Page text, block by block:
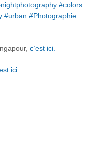
#colors
#urban #Photographie
c’est ici.
ici.